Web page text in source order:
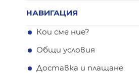
НАВИГАЦИЯ
Кои сме ние?
Общи условия
Доставка и плащане